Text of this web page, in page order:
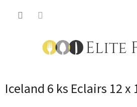
Iceland 6 ks Eclairs 12 x